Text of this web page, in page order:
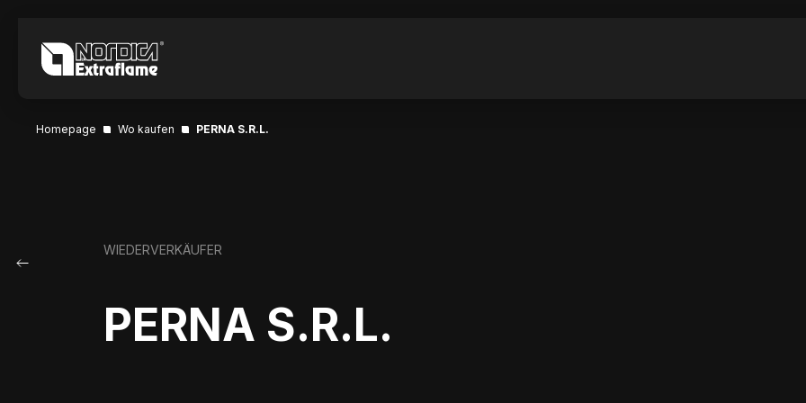
Homepage Wo kaufen PERNA S.R.L.
WIEDERVERKÄUFER
PERNA S.R.L.